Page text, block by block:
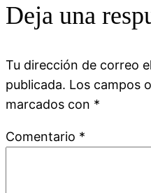
Deja una
Tu dirección de correo
publicada. Los campos
marcados con *
Comentario *